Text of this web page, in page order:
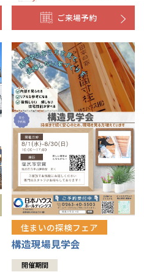
ご来場予約
住まいの探検フェア
構造現場見学会
開催期間